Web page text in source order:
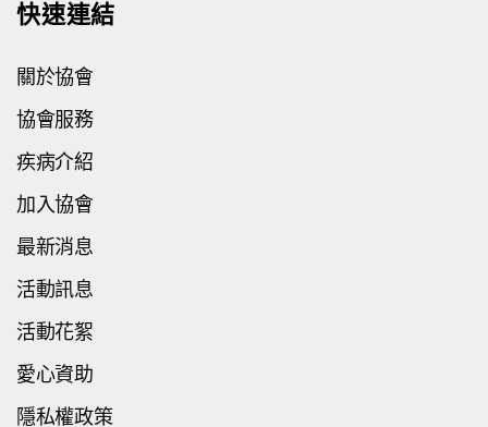
快速連結
關於協會
協會服務
疾病介紹
加入協會
最新消息
活動訊息
活動花絮
愛心資助
隱私權政策